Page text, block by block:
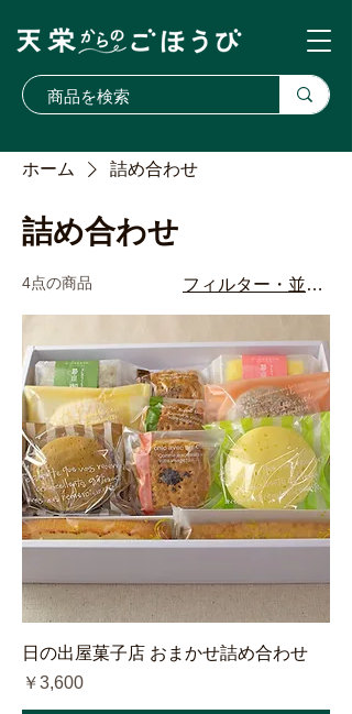
ホーム 詰め合わせ
詰め合わせ
4点の商品 フィルター・並び替え
日の出屋菓子店 おまかせ詰め合わせ
価格
￥3,600